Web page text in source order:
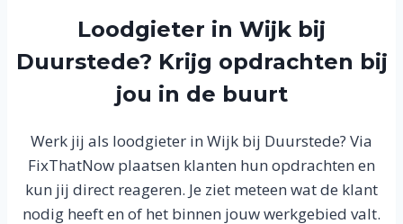
Loodgieter in Wijk bij
Duurstede? Krijg opdrachten bij
jou in de buurt
Werk jij als loodgieter in Wijk bij Duurstede? Via
FixThatNow plaatsen klanten hun opdrachten en
kun jij direct reageren. Je ziet meteen wat de klant
nodig heeft en of het binnen jouw werkgebied valt.